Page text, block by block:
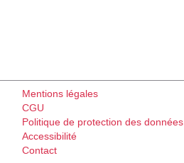
Mentions légales
CGU
Politique de protection des données
Accessibilité
Contact